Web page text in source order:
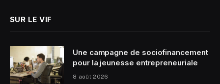
SUR LE VIF
Une campagne de sociofinancement
pour la jeunesse entrepreneuriale
8 août 2026